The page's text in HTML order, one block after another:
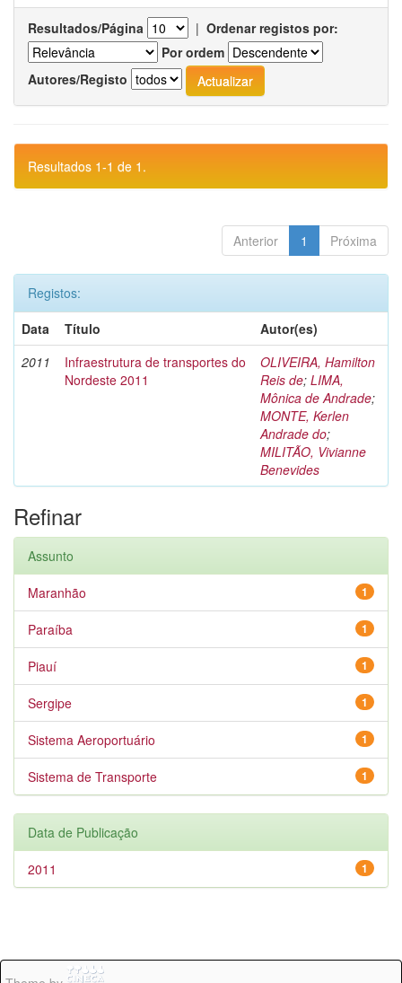
Resultados/Página | Ordenar registos por:
Por ordem
Autores/Registo
Resultados 1-1 de 1.
Anterior 1 Próxima
Registos:
Data
Título
Autor(es)
2011
Infraestrutura de transportes do
Nordeste 2011
OLIVEIRA, Hamilton
Reis de; LIMA,
Mônica de Andrade;
MONTE, Kerlen
Andrade do;
MILITÃO, Vivianne
Benevides
Refinar
Assunto
1
Maranhão
1
Paraíba
1
Piauí
1
Sergipe
1
Sistema Aeroportuário
1
Sistema de Transporte
Data de Publicação
1
2011